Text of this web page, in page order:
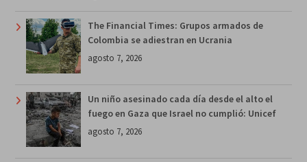
The Financial Times: Grupos armados de
Colombia se adiestran en Ucrania
agosto 7, 2026
Un niño asesinado cada día desde el alto el
fuego en Gaza que Israel no cumplió: Unicef
agosto 7, 2026